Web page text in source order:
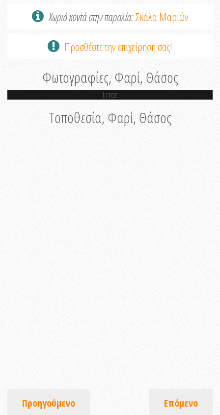
Χωριό κοντά στην παραλία:Σκάλα Μαριών
Προσθέστε την επιχείρησή σας!
Φωτογραφίες, Φαρί, Θάσος
Error
Τοποθεσία, Φαρί, Θάσος
Προηγούμενο Επόμενο